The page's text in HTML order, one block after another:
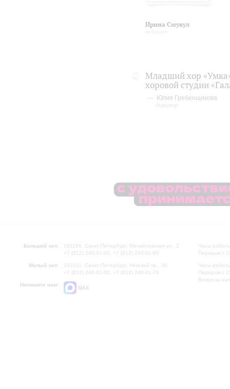
Ирина Смукул
Младший хор
хоровой студии
Юлия Гребенщикова
дирижер
Большой зал:
191186, Санкт-Петербург, Михайловская ул., 2
+7 (812) 240-01-00, +7 (812) 240-01-80
Малый зал:
191011, Санкт-Петербург, Невский пр., 30
+7 (812) 240-01-00, +7 (812) 240-01-70
Напишите нам:
MAX
Часы
Перерыв с
Часы
Перерыв с
Вопросы